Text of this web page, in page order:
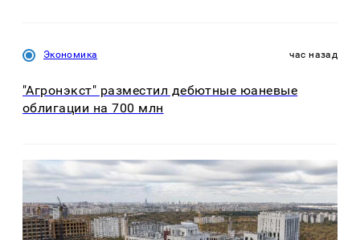
Экономика час назад
"Агронэкст" разместил дебютные юаневые
облигации на 700 млн